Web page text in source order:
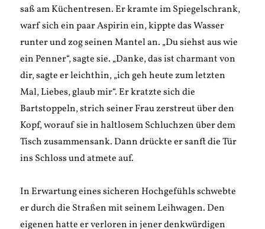
saß am Küchentresen. Er kramte im Spiegelschrank,
warf sich ein paar Aspirin ein, kippte das Wasser
runter und zog seinen Mantel an. „Du siehst aus wie
ein Penner“, sagte sie. „Danke, das ist charmant von
dir, sagte er leichthin, „ich geh heute zum letzten
Mal, Liebes, glaub mir“. Er kratzte sich die
Bartstoppeln, strich seiner Frau zerstreut über den
Kopf, worauf sie in haltlosem Schluchzen über dem
Tisch zusammensank. Dann drückte er sanft die Tür
ins Schloss und atmete auf.
In Erwartung eines sicheren Hochgefühls schwebte
er durch die Straßen mit seinem Leihwagen. Den
eigenen hatte er verloren in jener denkwürdigen